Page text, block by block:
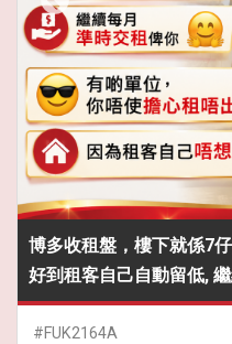
博多收租盤，樓下就係7
好到租客自己自動留低,
#FUK2164A